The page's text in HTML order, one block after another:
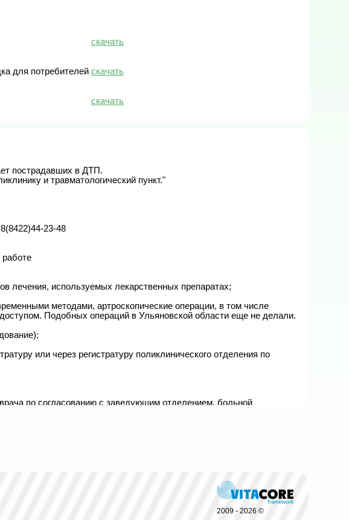
скачать
для потребителей скачать
скачать
пострадавших в ДТП.
и травматологический пункт."
работе
лечения, используемых лекарственных препаратах;
методами, артроскопические операции, в том числе
Подобных операций в Ульяновской области еще не делали.
или через регистратуру поликлинического отделения по
по согласованию с заведующим отделением, больной
организация:
2009 - 2026 ©